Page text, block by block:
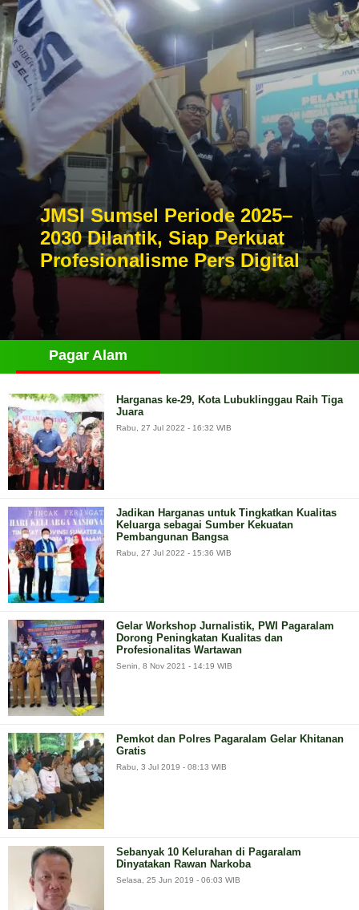
JMSI Sumsel Periode 2025–
2030 Dilantik, Siap Perkuat
Profesionalisme Pers Digital
Pagar Alam
Harganas ke-29, Kota Lubuklinggau Raih Tiga
Juara
Rabu, 27 Jul 2022 - 16:32 WIB
Jadikan Harganas untuk Tingkatkan Kualitas
Keluarga sebagai Sumber Kekuatan
Pembangunan Bangsa
Rabu, 27 Jul 2022 - 15:36 WIB
Gelar Workshop Jurnalistik, PWI Pagaralam
Dorong Peningkatan Kualitas dan
Profesionalitas Wartawan
Senin, 8 Nov 2021 - 14:19 WIB
Pemkot dan Polres Pagaralam Gelar Khitanan
Gratis
Rabu, 3 Jul 2019 - 08:13 WIB
Sebanyak 10 Kelurahan di Pagaralam
Dinyatakan Rawan Narkoba
Selasa, 25 Jun 2019 - 06:03 WIB